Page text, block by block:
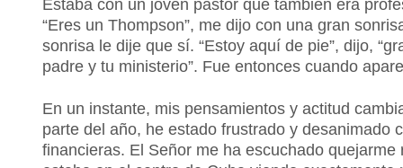
Estaba con un joven pastor que también era
“Eres un Thompson”, me dijo con una gran
sonrisa le dije que sí. “Estoy aquí de pie”, dijo,
padre y tu ministerio”. Fue entonces cuando
En un instante, mis pensamientos y actitud
parte del año, he estado frustrado y desanimado
financieras. El Señor me ha escuchado